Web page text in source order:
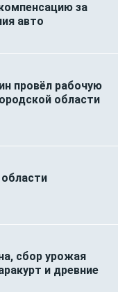
за
авто
провёл рабочую
области
сбор урожая
и древние